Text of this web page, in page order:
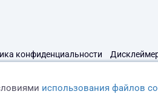
конфиденциальности
использования файлов